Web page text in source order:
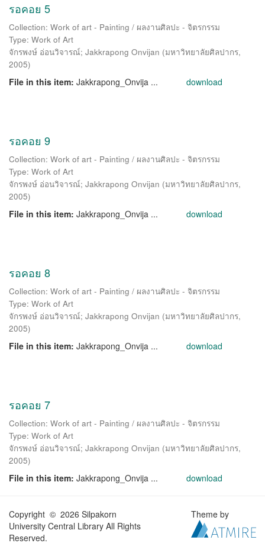
รอคอย 5
Collection: Work of art - Painting / ผลงานศิลปะ - จิตรกรรม
Type: Work of Art
จักรพงษ์ อ่อนวิจารณ์; Jakkrapong Onvijan (มหาวิทยาลัยศิลปากร,
2005)
File in this item: Jakkrapong_Onvija ... download
รอคอย 9
Collection: Work of art - Painting / ผลงานศิลปะ - จิตรกรรม
Type: Work of Art
จักรพงษ์ อ่อนวิจารณ์; Jakkrapong Onvijan (มหาวิทยาลัยศิลปากร,
2005)
File in this item: Jakkrapong_Onvija ... download
รอคอย 8
Collection: Work of art - Painting / ผลงานศิลปะ - จิตรกรรม
Type: Work of Art
จักรพงษ์ อ่อนวิจารณ์; Jakkrapong Onvijan (มหาวิทยาลัยศิลปากร,
2005)
File in this item: Jakkrapong_Onvija ... download
รอคอย 7
Collection: Work of art - Painting / ผลงานศิลปะ - จิตรกรรม
Type: Work of Art
จักรพงษ์ อ่อนวิจารณ์; Jakkrapong Onvijan (มหาวิทยาลัยศิลปากร,
2005)
File in this item: Jakkrapong_Onvija ... download
Copyright © 2026 Silpakorn
University Central Library All Rights
Reserved.
Theme by